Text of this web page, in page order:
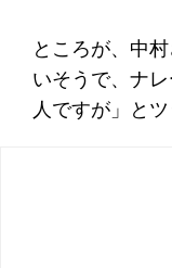
ところが、中
いそうで、ナ
人ですが」と